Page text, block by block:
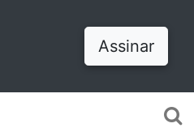
Assinar